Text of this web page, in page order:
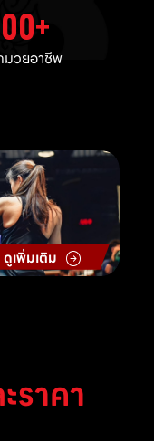
มวยอาชีพ
ดูเพิ่มเติม
ราคา